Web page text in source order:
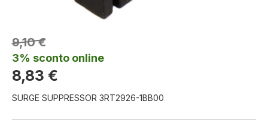
9,10 €
3% sconto online
8,83 €
SURGE SUPPRESSOR 3RT2926-1BB00